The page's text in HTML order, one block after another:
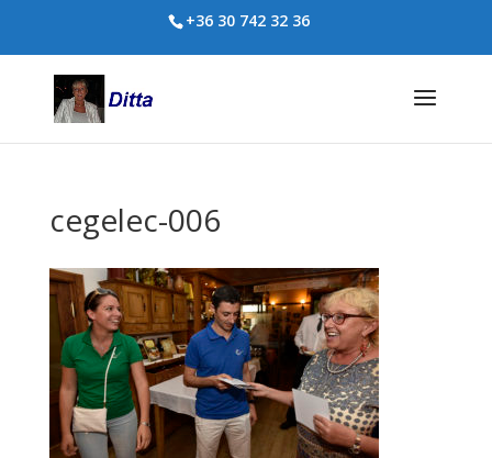
+36 30 742 32 36
cegelec-006